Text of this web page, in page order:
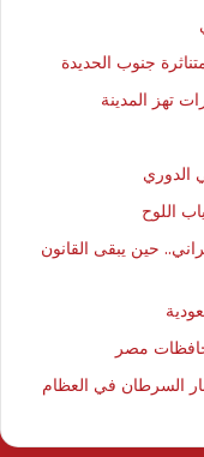
جنوب الحديدة
الدوري
اللوح
الجنيه البراني.. حين يبقى القانون
مصر
السرطان في العظام